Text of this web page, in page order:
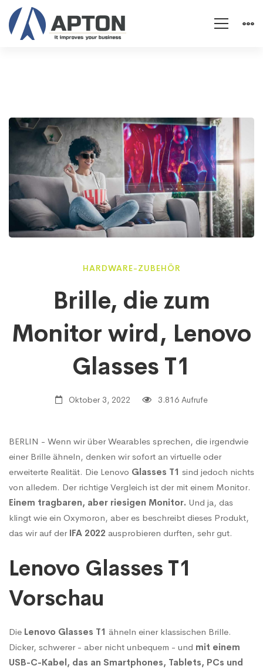
Brille,
die
Monitor
wird,
Lenovo
Glasses
T1
HARDWARE-ZUBEHÖR
Brille, die zum
Monitor wird, Lenovo
Glasses T1
Oktober 3, 2022 3.816 Aufrufe
BERLIN - Wenn wir über Wearables sprechen, die irgendwie
einer Brille ähneln, denken wir sofort an virtuelle oder
erweiterte Realität. Die Lenovo Glasses T1 sind jedoch nichts
von alledem. Der richtige Vergleich ist der mit einem Monitor.
Einem tragbaren, aber riesigen Monitor. Und ja, das
klingt wie ein Oxymoron, aber es beschreibt dieses Produkt,
das wir auf der IFA 2022 ausprobieren durften, sehr gut.
Lenovo Glasses T1
Vorschau
Die Lenovo Glasses T1 ähneln einer klassischen Brille.
Dicker, schwerer - aber nicht unbequem - und mit einem
USB-C-Kabel, das an Smartphones, Tablets, PCs und